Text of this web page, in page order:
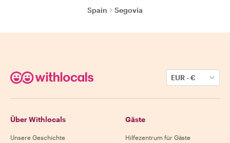
Spain Segovia
EUR-€
Über Withlocals
Unsere Geschichte
Gäste
Hilfezentrum für Gäste